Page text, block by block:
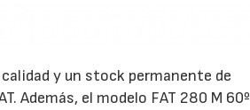
y un stock permanente de
Además, el modelo FAT 280 M 60º